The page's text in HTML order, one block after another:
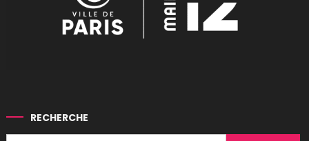
RECHERCHE